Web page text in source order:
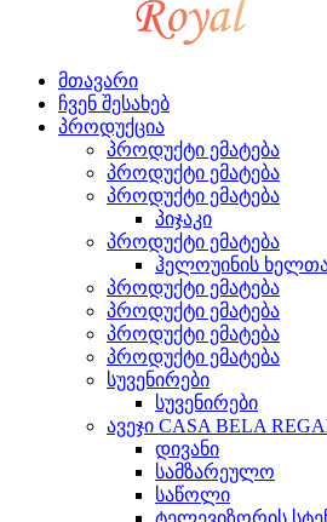
მთავარი
ჩვენ შესახებ
პროდუქცია
პროდუქტი ემატება
პროდუქტი ემატება
პროდუქტი ემატება
პიჯაკი
პროდუქტი ემატება
ჰელოუინის
პროდუქტი ემატება
პროდუქტი ემატება
პროდუქტი ემატება
პროდუქტი ემატება
სუვენირები
სუვენირები
ავეჯი CASA BELA
დივანი
სამზარეულო
საწოლი
ტელევიზორის